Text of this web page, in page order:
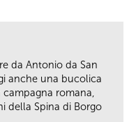
da Antonio da San
anche una bucolica
campagna romana,
della Spina di Borgo